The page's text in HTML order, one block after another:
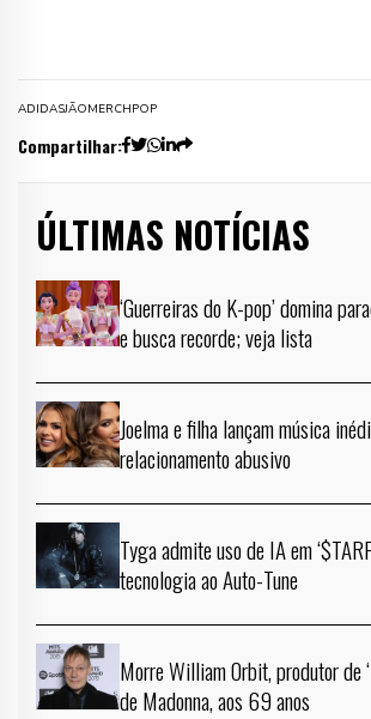
ADIDASJÃOMERCHPOP
Compartilhar:
ÚLTIMAS NOTÍCIAS
‘Guerreiras do K-pop’ domina
e busca recorde; veja lista
Joelma e filha lançam música
relacionamento abusivo
Tyga admite uso de IA em
tecnologia ao Auto-Tune
Morre William Orbit, produtor de
de Madonna, aos 69 anos